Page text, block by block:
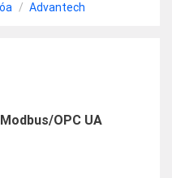
/ Advantech
OPC UA